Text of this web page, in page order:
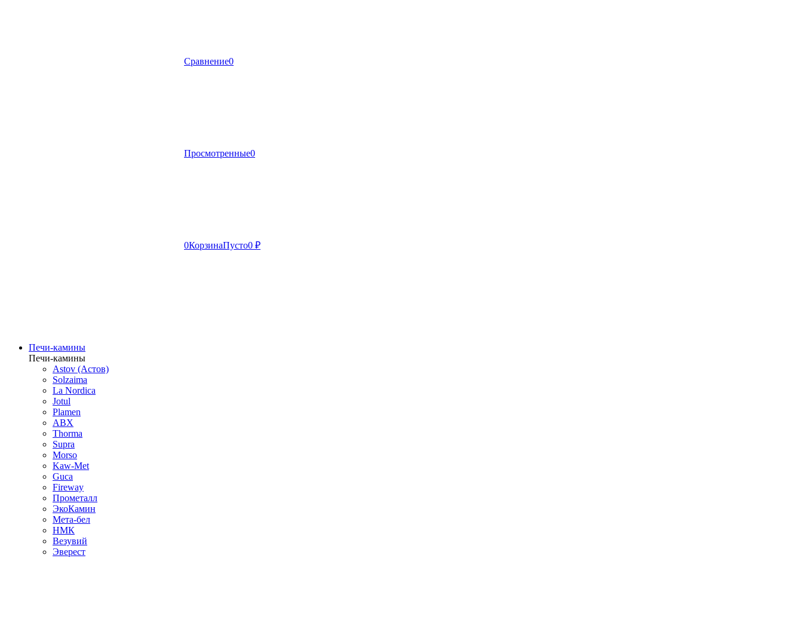
Сравнение0
Просмотренные0
0КорзинаПусто0 ₽
Печи-камины
Печи-камины
Astov (Астов)
Solzaima
La Nordica
Jotul
Plamen
ABX
Thorma
Supra
Morso
Kaw-Met
Guca
Fireway
Прометалл
ЭкоКамин
Мета-бел
НМК
Везувий
Эверест